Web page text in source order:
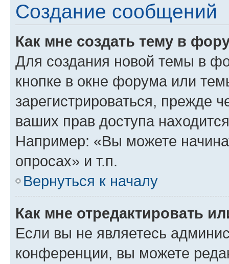
Создание сообщений
Как мне создать тему в
Для создания новой темы в
кнопке в окне форума или
зарегистрироваться, прежде
ваших прав доступа
Например: «Вы можете
опросах» и т.п.
Вернуться к началу
Как мне отредактировать
Если вы не являетесь
конференции, вы можете